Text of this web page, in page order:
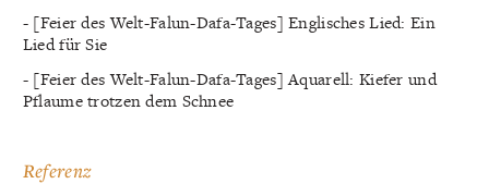
- [Feier des Welt-Falun-Dafa-Tages] Englisches Lied: Ein
Lied für Sie
- [Feier des Welt-Falun-Dafa-Tages] Aquarell: Kiefer und
Pflaume trotzen dem Schnee
Referenz